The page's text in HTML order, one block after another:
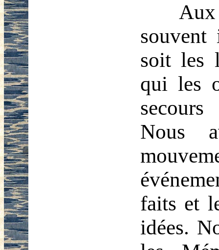
souvent
soit les
qui les
Nous
faits et
idées.